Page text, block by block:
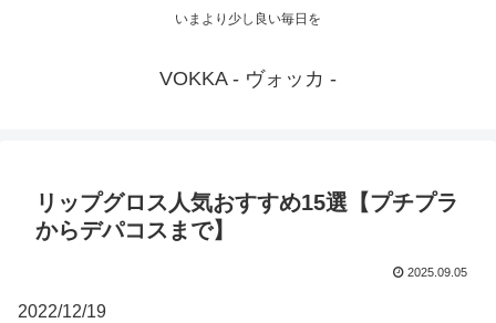
いまより少し良い毎日を
VOKKA - ヴォッカ -
リップグロス人気おすすめ15選【プチプラ
からデパコスまで】
2025.09.05
2022/12/19